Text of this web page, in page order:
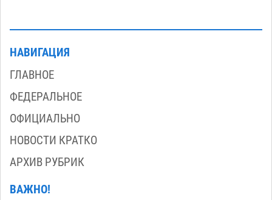
НАВИГАЦИЯ
ГЛАВНОЕ
ФЕДЕРАЛЬНОЕ
ОФИЦИАЛЬНО
НОВОСТИ КРАТКО
АРХИВ РУБРИК
ВАЖНО!